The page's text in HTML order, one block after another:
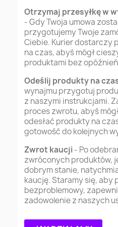
Otrzymaj przesyłkę w
- Gdy Twoja umowa
przygotujemy Twoje
Ciebie. Kurier dostarczy
na czas, abyś mógł
produktami bez
Odeślij produkty na
wynajmu przygotuj
z naszymi instrukcjami.
proces zwrotu, abyś
odesłać produkty na
gotowość do kolejnych
Zwrot kaucji - Po
zwróconych produktów,
dobrym stanie,
kaucję. Staramy się, aby
bezproblemowy,
zadowolenie z naszych